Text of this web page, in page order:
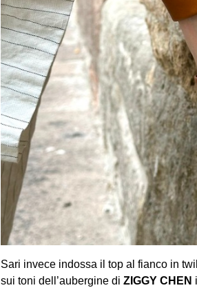
Sari invece indossa il top al fianco in
sui toni dell’aubergine di ZIGGY CHEN